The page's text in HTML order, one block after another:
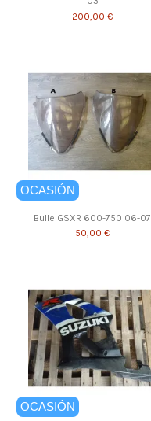
200,00 €
OCASIÓN
Bulle GSXR 600-750 06-07
50,00 €
OCASIÓN